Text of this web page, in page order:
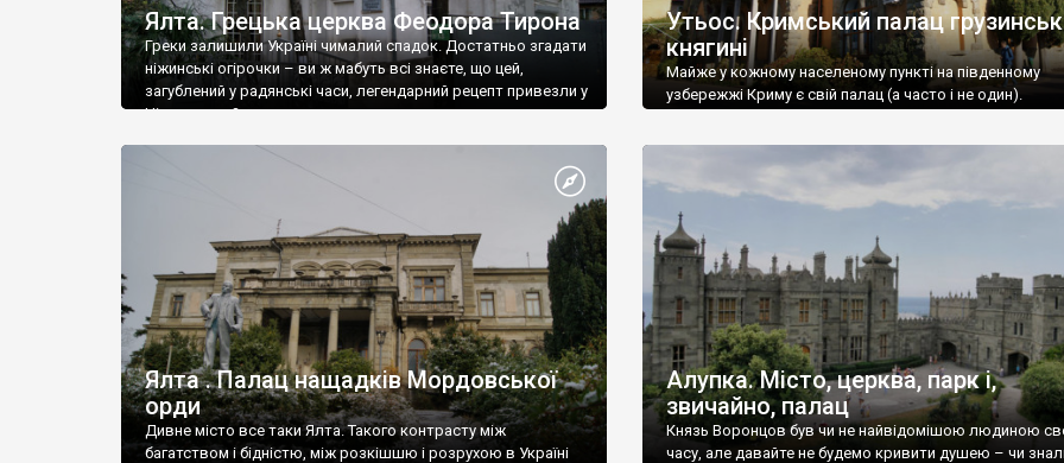
Ялта. Грецька церква Феодора Тирона
Греки залишили Україні чималий спадок. Достатньо згадати
ніжинські огірочки – ви ж мабуть всі знаєте, що цей,
загублений у радянські часи, легендарний рецепт привезли у
Ніжин греки?
Утьос. Кримський палац
княгині
Майже у кожному населеному пункті на південному
узбережжі Криму є свій палац (а часто і не один).
Ялта . Палац нащадків Мордовської
орди
Дивне місто все таки Ялта. Такого контрасту між
багатством і бідністю, між розкішшю і розрухою в Україні
Алупка. Місто, церква, парк і,
звичайно, палац
Князь Воронцов був чи не найвідомішою людиною
часу, але давайте не будемо кривити душею – чи